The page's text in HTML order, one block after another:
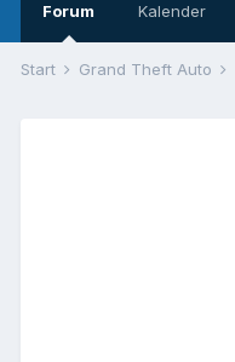
Forum Kalender
Start Grand Theft Auto